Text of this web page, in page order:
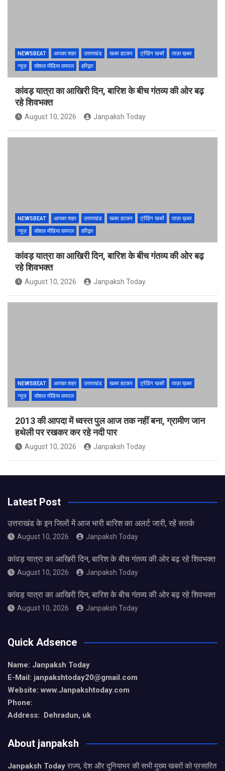
NEWSBEAT आपका शहर उत्तराखंड खबर हटकर ट्रेंडिंग खबरें
ताज़ा ख़बर
न्यूज़
सोशल मीडिया वायरल हरिद्वार
कांवड़ यात्रा का आखिरी दिन, बारिश के बीच गंतव्य की ओर बढ़
रहे शिवभक्त
August 10, 2026 Janpaksh Today
NEWSBEAT आपका शहर उत्तराखंड खबर हटकर ट्रेंडिंग खबरें
ताज़ा ख़बर
न्यूज़
सोशल मीडिया वायरल हरिद्वार
कांवड़ यात्रा का आखिरी दिन, बारिश के बीच गंतव्य की ओर बढ़
रहे शिवभक्त
August 10, 2026 Janpaksh Today
NEWSBEAT आपका शहर उत्तराखंड खबर हटकर ट्रेंडिंग खबरें
ताज़ा ख़बर
न्यूज़
सोशल मीडिया वायरल
2013 की आपदा में ध्वस्त पुल आज तक नहीं बना, ग्रामीण जान
हथेली पर रखकर कर रहे नदी पार
August 10, 2026 Janpaksh Today
Latest Post
उत्तराखंड के इन जिलों में आज भारी बारिश का अलर्ट जारी, रहें सतर्क
August 10, 2026 Janpaksh Today
कांवड़ यात्रा का आखिरी दिन, बारिश के बीच गंतव्य की ओर बढ़ रहे शिवभक्त
August 10, 2026 Janpaksh Today
कांवड़ यात्रा का आखिरी दिन, बारिश के बीच गंतव्य की ओर बढ़ रहे शिवभक्त
August 10, 2026 Janpaksh Today
Quick Adsence
Name: Janpaksh Today
E-Mail: janpakshtoday20@gmail.com
Website: www.Janpakshtoday.com
Phone:
Address: Dehradun, uk
About janpaksh
Janpaksh Todayराज्य, देश और दुनियाभर की सभी मुख्य खबरों को प्रसारित